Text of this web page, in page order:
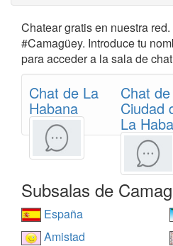
Chatear gratis en nuestra
#Camagüey. Introduce tu
para acceder a la sala de
Chat de La
Habana
Chat de
Ciudad
La
Subsalas de
España
Amistad